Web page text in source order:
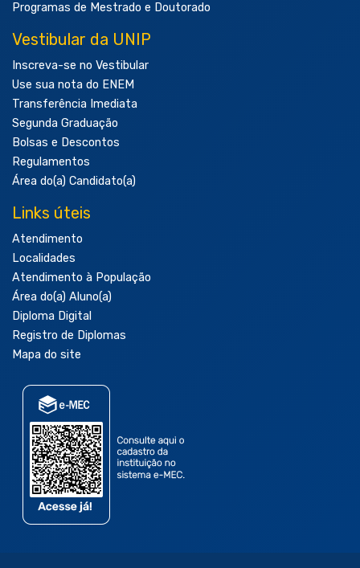
Programas de Mestrado e Doutorado
Vestibular da UNIP
Inscreva-se no Vestibular
Use sua nota do ENEM
Transferência Imediata
Segunda Graduação
Bolsas e Descontos
Regulamentos
Área do(a) Candidato(a)
Links úteis
Atendimento
Localidades
Atendimento à População
Área do(a) Aluno(a)
Diploma Digital
Registro de Diplomas
Mapa do site